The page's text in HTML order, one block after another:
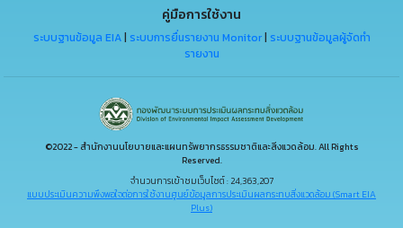
คู่มือการใช้งาน
ระบบฐานข้อมูล EIA| ระบบการยื่นรายงาน Monitor| ระบบฐานข้อมูลผู้จัดทำ
รายงาน
©2022 - สำนักงานนโยบายและแผนทรัพยากรธรรมชาติและสิ่งแวดล้อม. All Rights
Reserved.
จำนวนการเข้าชมเว็บไซต์ : 24,363,207
แบบประเมินความพึงพอใจต่อการใช้งานศูนย์ข้อมูลการประเมินผลกระทบสิ่งแวดล้อม (Smart EIA
Plus)